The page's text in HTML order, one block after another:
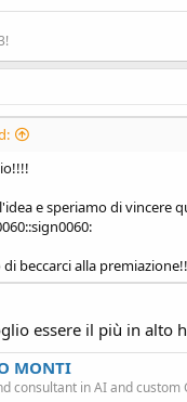
e speriamo di vincere
beccarci alla
essere il più in alto
MONTI
consultant in AI and custom